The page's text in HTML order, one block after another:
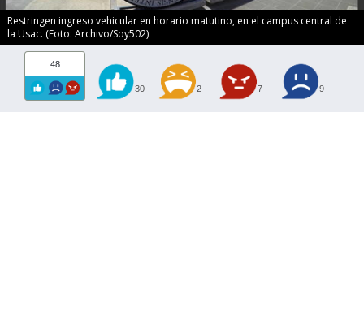
Restringen ingreso vehicular en horario matutino, en el campus central de
la Usac. (Foto: Archivo/Soy502)
48
30 2 7 9